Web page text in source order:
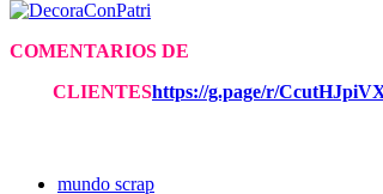
COMENTARIOS DE
CLIENTEShttps://g.page/r/
mundo scrap